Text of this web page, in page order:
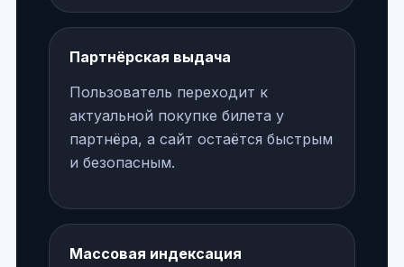
Партнёрская выдача
Пользователь переходит к
актуальной покупке билета у
партнёра, а сайт остаётся быстрым
и безопасным.
Массовая индексация